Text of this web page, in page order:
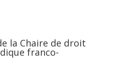
la Chaire de droit
franco-